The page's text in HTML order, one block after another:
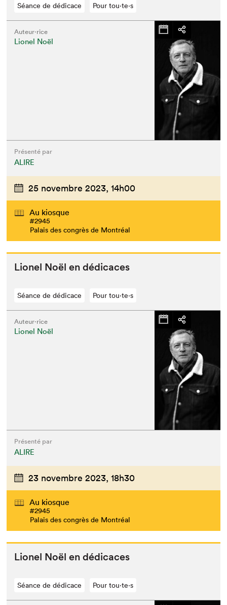
Séance de dédicace Pour tou⋅te⋅s
Auteur·rice
Lionel Noël
Présenté par
ALIRE
25 novembre 2023, 14h00
Au kiosque
#2945
Palais des congrès de Montréal
Lionel Noël en dédicaces
Séance de dédicace Pour tou⋅te⋅s
Auteur·rice
Lionel Noël
Présenté par
ALIRE
23 novembre 2023, 18h30
Au kiosque
#2945
Palais des congrès de Montréal
Lionel Noël en dédicaces
Séance de dédicace Pour tou⋅te⋅s